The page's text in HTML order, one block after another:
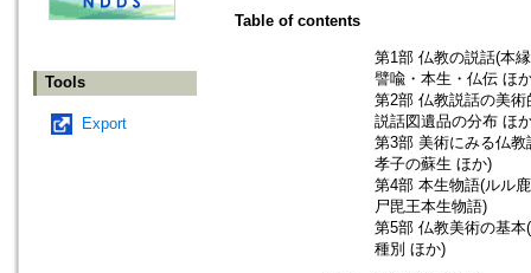
Tools
Export
Table of contents
第1部 仏教の説話(本
譬喩・本生・仏伝 ほ
第2部 仏教説話の美
説話図遺品の分布 ほ
第3部 美術にみる仏
孝子の蘇生 ほか)
第4部 本生物語(ルル
尸毘王本生物語)
第5部 仏教美術の基本
種別 ほか)